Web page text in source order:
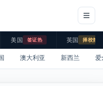
美国 签证热 英国 择校热
澳大利亚 新西兰 爱